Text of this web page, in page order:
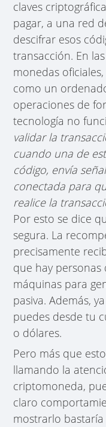
claves
pagar, a una red
descifrar esos
transacción. En
monedas
como un
operaciones de
tecnología no
validar la
cuando una de
código, envía
conectada para
realice la
Por esto se dice
segura. La
precisamente
que hay personas
máquinas para
pasiva. Además,
puedes desde tu
o dólares.
Pero más que
llamando la
criptomoneda,
claro
mostrarlo